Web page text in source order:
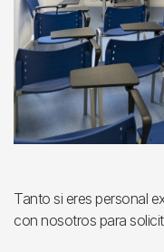
Tanto si eres personal
con nosotros para